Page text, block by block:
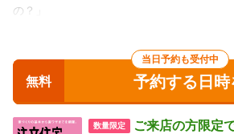
の？」
「賃貸併用住宅を考えているけど、資金計
など、家づくりでお困りではありませんか
土地の購入、二世帯住宅、賃貸併用、店舗
調整･･･
住宅と言っても悩みは人それぞれです。
当日予約も受付中
無料 予約する日時
数量限定 ご来店の方限定